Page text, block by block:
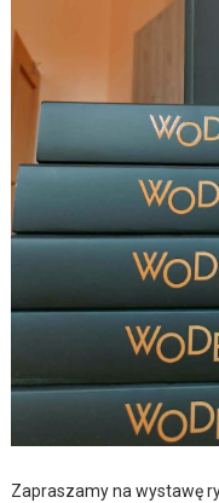
Zapraszamy na wystawę